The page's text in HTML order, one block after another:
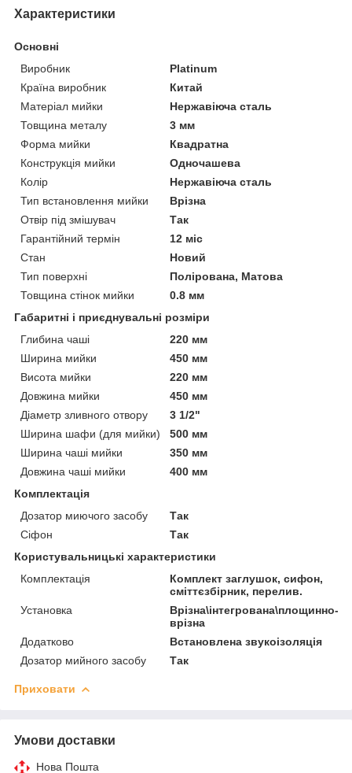
Характеристики
Основні
Виробник
Platinum
Країна виробник
Китай
Матеріал мийки
Нержавіюча сталь
Товщина металу
3 мм
Форма мийки
Квадратна
Конструкція мийки
Одночашева
Колір
Нержавіюча сталь
Тип встановлення мийки
Врізна
Отвір під змішувач
Так
Гарантійний термін
12 міс
Стан
Новий
Тип поверхні
Полірована, Матова
Товщина стінок мийки
0.8 мм
Габаритні і приєднувальні розміри
Глибина чаші
220 мм
Ширина мийки
450 мм
Висота мийки
220 мм
Довжина мийки
450 мм
Діаметр зливного отвору
3 1/2"
Ширина шафи (для мийки)
500 мм
Ширина чаші мийки
350 мм
Довжина чаші мийки
400 мм
Комплектація
Дозатор миючого засобу
Так
Сіфон
Так
Користувальницькі характеристики
Комплектація
Комплект заглушок, сифон,
сміттєзбірник, перелив.
Установка
Врізна\інтегрована\площинно-
врізна
Додатково
Встановлена звукоізоляція
Дозатор мийного засобу
Так
Приховати
Умови доставки
Нова Пошта